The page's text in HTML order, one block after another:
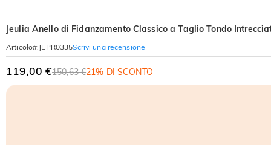
Jeulia Anello di Fidanzamento Classico a Taglio Tondo
Articolo#: JEPR0335Scrivi una recensione
119,00 €150,63 €21% DI SCONTO